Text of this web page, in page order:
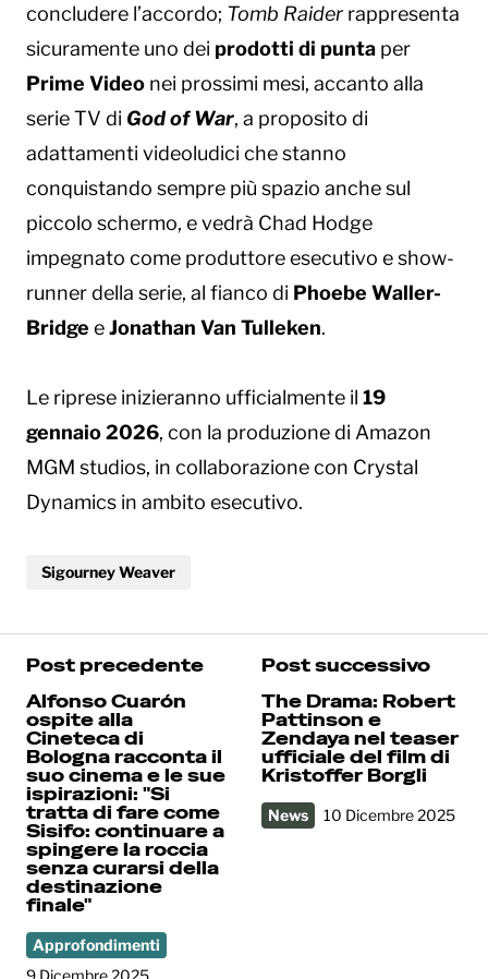
concludere l’accordo; Tomb Raider rappresenta
sicuramente uno dei prodotti di punta per
Prime Video nei prossimi mesi, accanto alla
serie TV di God of War, a proposito di
adattamenti videoludici che stanno
conquistando sempre più spazio anche sul
piccolo schermo, e vedrà Chad Hodge
impegnato come produttore esecutivo e show-
runner della serie, al fianco di Phoebe Waller-
Bridge eJonathan Van Tulleken.
Le riprese inizieranno ufficialmente il 19
gennaio 2026, con la produzione di Amazon
MGM studios, in collaborazione con Crystal
Dynamics in ambito esecutivo.
Sigourney Weaver
Post precedente
Alfonso Cuarón
ospite alla
Cineteca di
Bologna racconta il
suo cinema e le sue
ispirazioni: "Si
tratta di fare come
Sisifo: continuare a
spingere la roccia
senza curarsi della
destinazione
finale"
Approfondimenti
9 Dicembre 2025
Post successivo
The Drama: Robert
Pattinson e
Zendaya nel teaser
ufficiale del film di
Kristoffer Borgli
News 10 Dicembre 2025